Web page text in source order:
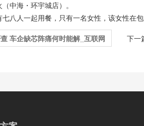
中海・环宇城店）。
八人一起用餐，只有一名女性，该女性在
车企缺芯阵痛何时能解_互联网 下一